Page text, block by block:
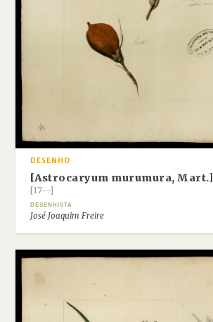
DESENHO
[Astrocaryum murumura, Mart.]
[17--]
DESENHISTA
José Joaquim Freire